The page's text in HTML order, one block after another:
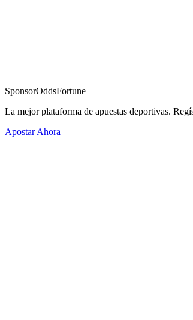
SponsorOddsFortune
La mejor plataforma de apuestas deportivas.
Apostar Ahora